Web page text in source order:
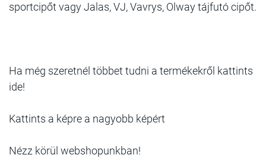
sportcipőt vagy Jalas, VJ, Vavrys, Olway tájfutó cipőt.
Ha még szeretnél többet tudni a termékekről kattints
ide!
Kattints a képre a nagyobb képért
Nézz körül webshopunkban!